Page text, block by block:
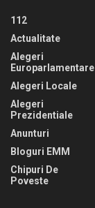
112
Actualitate
Alegeri
Europarlamentare
Alegeri Locale
Alegeri
Prezidentiale
Anunturi
Bloguri EMM
Chipuri De
Poveste